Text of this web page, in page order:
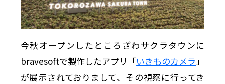
今秋オープンしたところざわサクラタウンに
bravesoftで製作したアプリ「いきものカメラ 」
が展示されておりまして、その視察に行ってき